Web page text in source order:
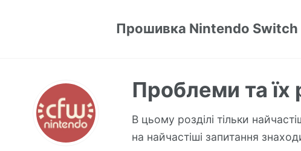
Прошивка Nintendo Switch
Проблеми та їх
В цьому розділі тільки
на найчастіші запитання